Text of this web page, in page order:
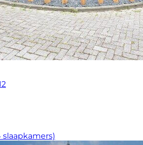
slaapkamers)